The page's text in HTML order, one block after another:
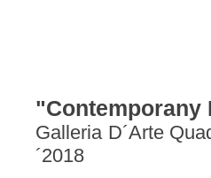
"Contemporany
Galleria D´Arte
´2018